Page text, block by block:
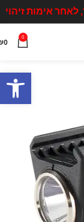
אימות זיהוי
0
0
פתח